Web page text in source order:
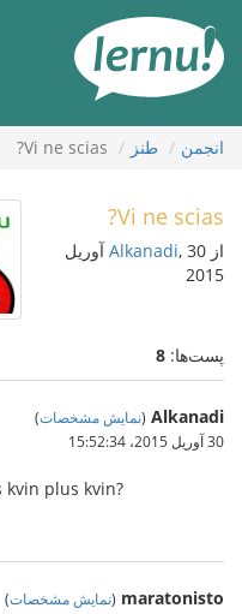
محتوا
انجمن طنز Vi ne scias?
Vi ne scias?
از Alkanadi, 30 آوریل
2015
پست‌ها: 8
Alkanadi
(نمایش مشخصات)
30 آوریل 2015،‏ 15:52:34
plus kvin?
maratonisto
(نمایش مشخصات)